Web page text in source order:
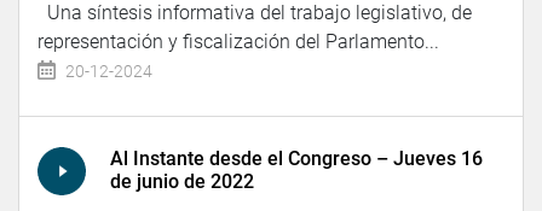
Una síntesis informativa del trabajo legislativo, de
representación y fiscalización del Parlamento...
20-12-2024
Al Instante desde el Congreso – Jueves 16
de junio de 2022